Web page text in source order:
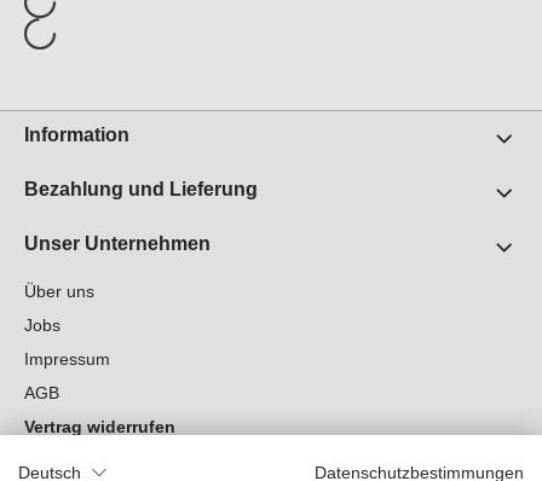
Information
Bezahlung und Lieferung
Unser Unternehmen
Über uns
Jobs
Impressum
AGB
Vertrag widerrufen
Deutsch Datenschutzbestimmungen